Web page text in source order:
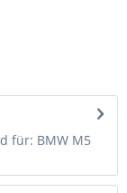
für: BMW M5